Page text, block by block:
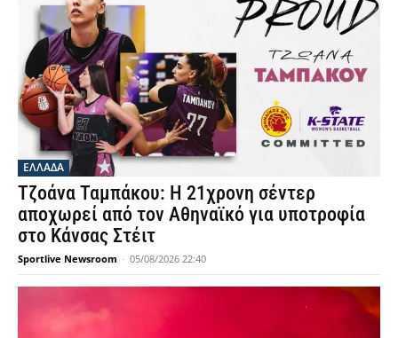
ΕΛΛΑΔΑ
Τζοάνα Ταμπάκου: Η 21χρονη σέντερ
αποχωρεί από τον Αθηναϊκό για υποτροφία
στο Κάνσας Στέιτ
Sportlive Newsroom - 05/08/2026 22:40